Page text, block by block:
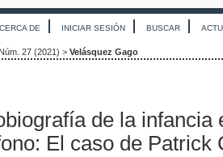
DE INICIAR SESIÓN BUSCAR
27 (2021) > Velásquez Gago
de la infancia
El caso de Patrick